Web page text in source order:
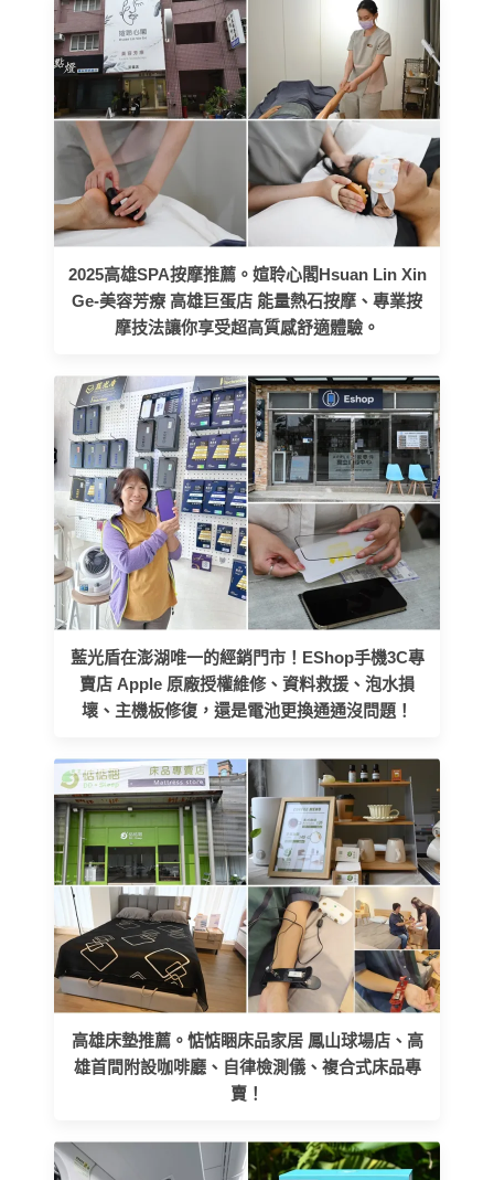
2025高雄SPA按摩推薦。媗聆心閣Hsuan Lin Xin
Ge-美容芳療 高雄巨蛋店 能量熱石按摩、專業按
摩技法讓你享受超高質感舒適體驗。
藍光盾在澎湖唯一的經銷門市！EShop手機3C專
賣店 Apple 原廠授權維修、資料救援、泡水損
壞、主機板修復，還是電池更換通通沒問題！
高雄床墊推薦。惦惦睏床品家居 鳳山球場店、高
雄首間附設咖啡廳、自律檢測儀、複合式床品專
賣！